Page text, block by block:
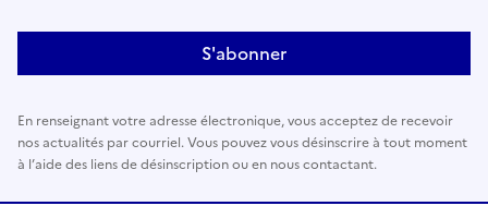
s
e
r
c
e
En renseignant votre adresse électronique, vous acceptez de recevoir
nos actualités par courriel. Vous pouvez vous désinscrire à tout moment
à l’aide des liens de désinscription ou en nous contactant.